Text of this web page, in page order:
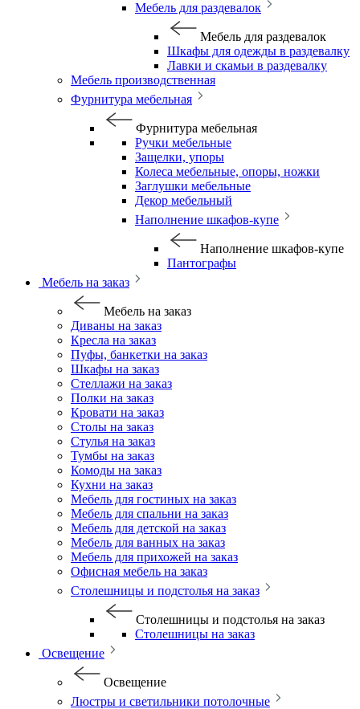
Мебель для раздевалок
Мебель для раздевалок
Шкафы для одежды в раздевалку
Лавки и скамьи в раздевалку
Мебель производственная
Фурнитура мебельная
Фурнитура мебельная
Ручки мебельные
Защелки, упоры
Колеса мебельные, опоры, ножки
Заглушки мебельные
Декор мебельный
Наполнение шкафов-купе
Наполнение шкафов-купе
Пантографы
Мебель на заказ
Мебель на заказ
Диваны на заказ
Кресла на заказ
Пуфы, банкетки на заказ
Шкафы на заказ
Стеллажи на заказ
Полки на заказ
Кровати на заказ
Столы на заказ
Стулья на заказ
Тумбы на заказ
Комоды на заказ
Кухни на заказ
Мебель для гостиных на заказ
Мебель для спальни на заказ
Мебель для детской на заказ
Мебель для ванных на заказ
Мебель для прихожей на заказ
Офисная мебель на заказ
Столешницы и подстолья на заказ
Столешницы и подстолья на заказ
Столешницы на заказ
Освещение
Освещение
Люстры и светильники потолочные